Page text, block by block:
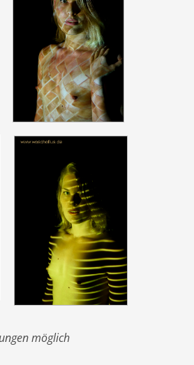
möglich